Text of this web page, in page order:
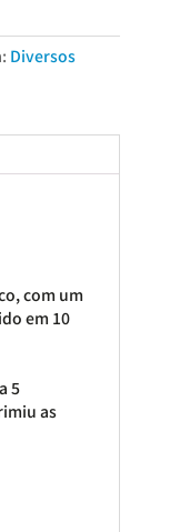
Diversos
com um
em 10
5
as